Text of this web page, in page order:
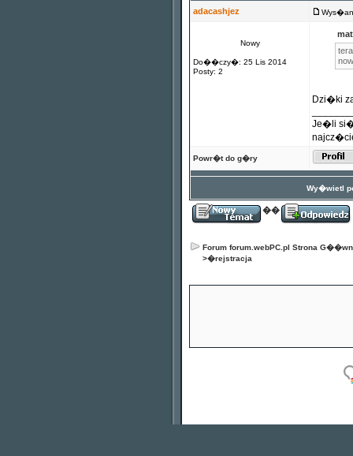
adacashjez
Nowy
Do��czy�: 25 Lis 2014
Posty: 2
Dzi�ki
Je�li si�
Powr�t do g�ry
Wy�wietl
��
Forum forum.webPC.pl Strona
>�rejstracja